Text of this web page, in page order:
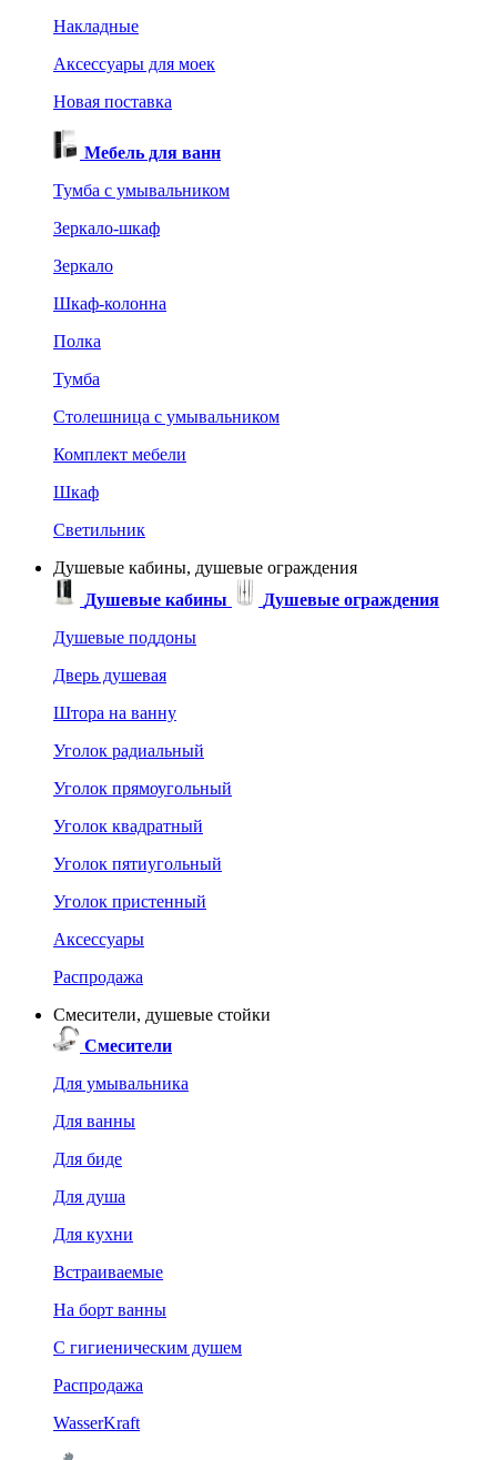
Накладные
Аксессуары для моек
Новая поставка
Мебель для ванн
Тумба с умывальником
Зеркало-шкаф
Зеркало
Шкаф-колонна
Полка
Тумба
Столешница с умывальником
Комплект мебели
Шкаф
Светильник
Душевые кабины, душевые ограждения
Душевые кабины
Душевые ограждения
Душевые поддоны
Дверь душевая
Штора на ванну
Уголок радиальный
Уголок прямоугольный
Уголок квадратный
Уголок пятиугольный
Уголок пристенный
Аксессуары
Распродажа
Смесители, душевые стойки
Смесители
Для умывальника
Для ванны
Для биде
Для душа
Для кухни
Встраиваемые
На борт ванны
C гигиеническим душем
Распродажа
WasserKraft